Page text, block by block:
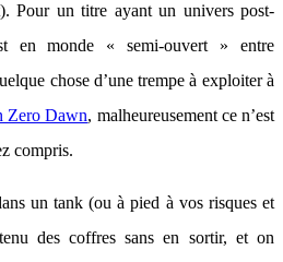
Pour un titre ayant un univers post-
en monde « semi-ouvert » entre
chose d’une trempe à exploiter à
Zero Dawn, malheureusement ce n’est
compris.
un tank (ou à pied à vos risques et
des coffres sans en sortir, et on